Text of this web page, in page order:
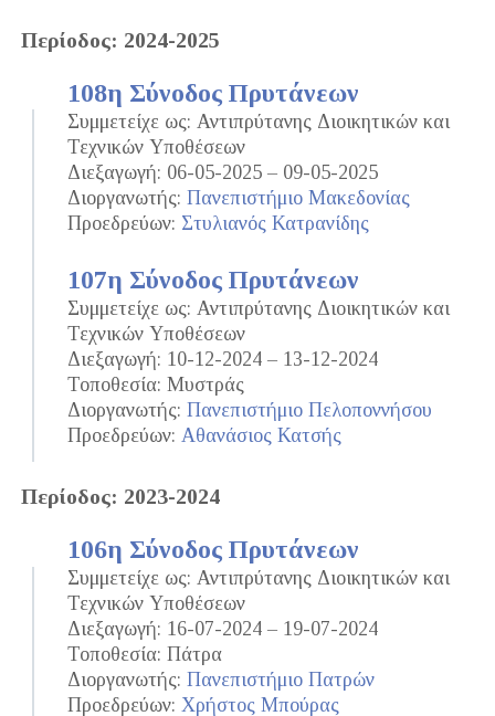
Περίοδος: 2024-2025
108η Σύνοδος Πρυτάνεων
Συμμετείχε ως: Αντιπρύτανης Διοικητικών και
Τεχνικών Υποθέσεων
Διεξαγωγή: 06-05-2025 – 09-05-2025
Διοργανωτής: Πανεπιστήμιο Μακεδονίας
Προεδρεύων: Στυλιανός Κατρανίδης
107η Σύνοδος Πρυτάνεων
Συμμετείχε ως: Αντιπρύτανης Διοικητικών και
Τεχνικών Υποθέσεων
Διεξαγωγή: 10-12-2024 – 13-12-2024
Τοποθεσία: Μυστράς
Διοργανωτής: Πανεπιστήμιο Πελοποννήσου
Προεδρεύων: Αθανάσιος Κατσής
Περίοδος: 2023-2024
106η Σύνοδος Πρυτάνεων
Συμμετείχε ως: Αντιπρύτανης Διοικητικών και
Τεχνικών Υποθέσεων
Διεξαγωγή: 16-07-2024 – 19-07-2024
Τοποθεσία: Πάτρα
Διοργανωτής: Πανεπιστήμιο Πατρών
Προεδρεύων: Χρήστος Μπούρας